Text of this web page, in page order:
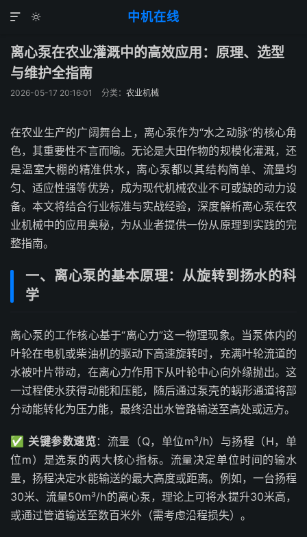
中机在线


离心泵在农业灌溉中的高效应用：原理、选型
与维护全指南
2026-05-17 20:16:01 分类： 农业机械
在农业生产的广阔舞台上，离心泵作为“水之动脉”的核心角
色，其重要性不言而喻。无论是大田作物的规模化灌溉，还
是温室大棚的精准供水，离心泵都以其结构简单、流量均
匀、适应性强等优势，成为现代机械农业不可或缺的动力设
备。本文将结合行业标准与实战经验，深度解析离心泵在农
业机械中的应用奥秘，为从业者提供一份从原理到实践的完
整指南。
一、离心泵的基本原理：从旋转到扬水的科
学
离心泵的工作核心基于“离心力”这一物理现象。当泵体内的
叶轮在电机或柴油机的驱动下高速旋转时，充满叶轮流道的
水被叶片带动，在离心力作用下从叶轮中心向外缘抛出。这
一过程使水获得动能和压能，随后通过泵壳的蜗形通道将部
分动能转化为压力能，最终沿出水管路输送至高处或远方。
✅ 关键参数速览：流量（Q，单位m³/h）与扬程（H，单
位m）是选泵的两大核心指标。流量决定单位时间的输水
量，扬程决定水能输送的最大高度或距离。例如，一台扬程
30米、流量50m³/h的离心泵，理论上可将水提升30米高，
或通过管道输送至数百米外（需考虑沿程损失）。